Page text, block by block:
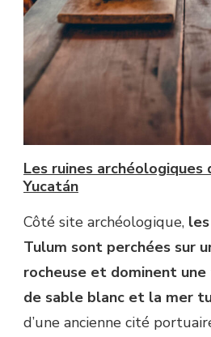
Les ruines archéologiques
Yucatán
Côté site archéologique,
Tulum sont perchées sur
rocheuse et dominent
de sable blanc et la mer
d’une ancienne cité